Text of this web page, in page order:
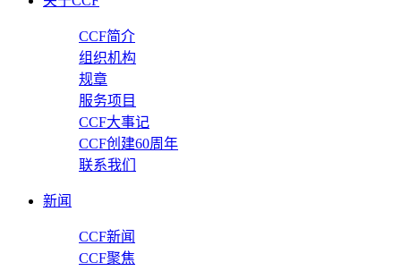
CCF简介
组织机构
规章
服务项目
CCF大事记
CCF创建60周年
联系我们
新闻
CCF新闻
CCF聚焦